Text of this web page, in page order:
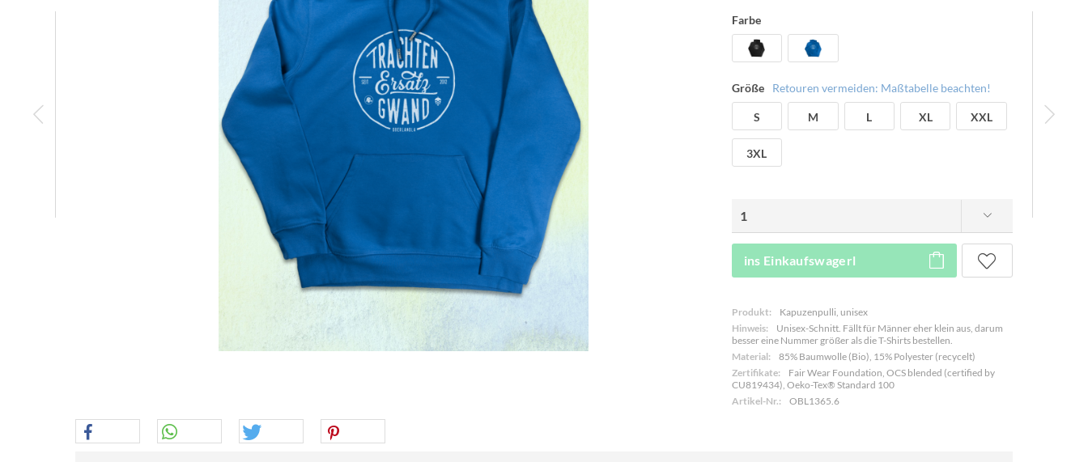
Farbe
Größe Retouren vermeiden: Maßtabelle beachten!
S M L XL XXL
3XL
ins Einkaufswagerl
Produkt:
Kapuzenpulli, unisex
Hinweis:
Unisex-Schnitt. Fällt für Männer eher klein aus, darum
besser eine Nummer größer als die T-Shirts bestellen.
Material:
85% Baumwolle (Bio), 15% Polyester (recycelt)
Zertifikate:
Fair Wear Foundation, OCS blended (certified by
CU819434), Oeko-Tex® Standard 100
Artikel-Nr.:
OBL1365.6